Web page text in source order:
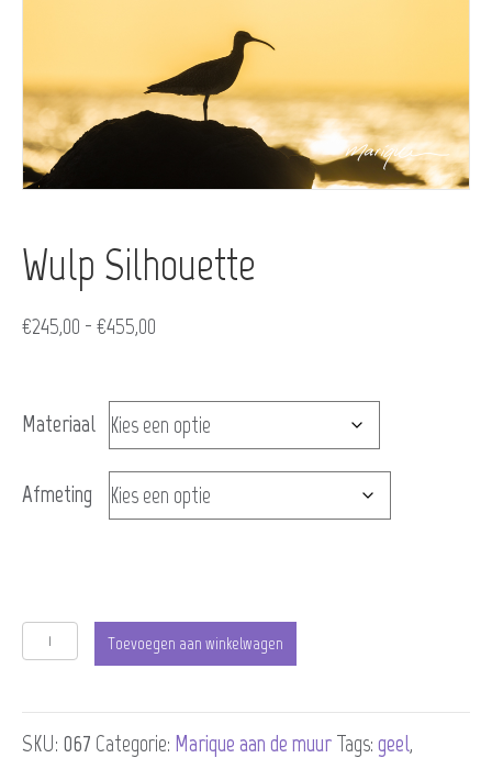
Wulp Silhouette
€245,00 - €455,00
tot
€455,00
Materiaal
Afmeting
Wulp
aantal
Toevoegen aan winkelwagen
SKU: 067 Categorie: Marique aan de muur Tags: geel,